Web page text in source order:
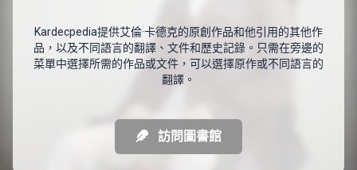
Kardecpedia提供艾倫·卡德克的原創作品和他引用的其他作
品，以及不同語言的翻譯、文件和歷史記錄。只需在旁邊的
菜單中選擇所需的作品或文件，可以選擇原作或不同語言的
翻譯。
訪問圖書館